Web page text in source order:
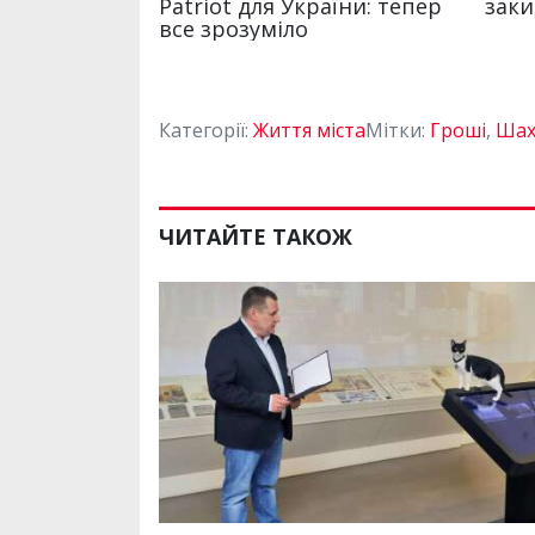
Категорії: Життя містаМітки: Гроші,
ЧИТАЙТЕ ТАКОЖ